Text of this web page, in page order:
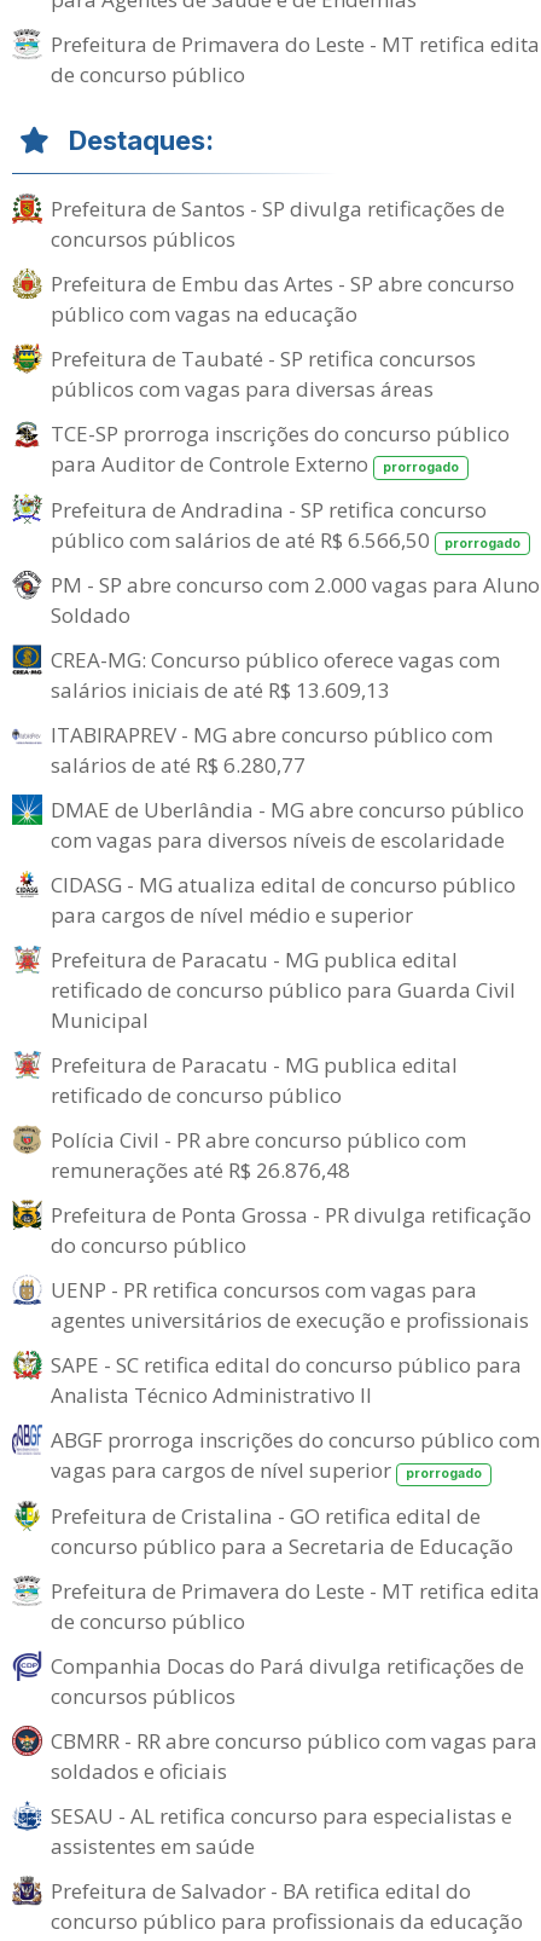
Prefeitura de Primavera do Leste - MT retifica
de concurso público
Destaques:
Prefeitura de Santos - SP divulga retificações de
concursos públicos
Prefeitura de Embu das Artes - SP abre concurso
público com vagas na educação
Prefeitura de Taubaté - SP retifica concursos
públicos com vagas para diversas áreas
TCE-SP prorroga inscrições do concurso público
para Auditor de Controle Externo
prorrogado
Prefeitura de Andradina - SP retifica concurso
público com salários de até R$ 6.566,50
prorrogado
PM - SP abre concurso com 2.000 vagas para
Soldado
CREA-MG: Concurso público oferece vagas com
salários iniciais de até R$ 13.609,13
ITABIRAPREV - MG abre concurso público com
salários de até R$ 6.280,77
DMAE de Uberlândia - MG abre concurso público
com vagas para diversos níveis de escolaridade
CIDASG - MG atualiza edital de concurso público
para cargos de nível médio e superior
Prefeitura de Paracatu - MG publica edital
retificado de concurso público para Guarda Civil
Municipal
Prefeitura de Paracatu - MG publica edital
retificado de concurso público
Polícia Civil - PR abre concurso público com
remunerações até R$ 26.876,48
Prefeitura de Ponta Grossa - PR divulga retificação
do concurso público
UENP - PR retifica concursos com vagas para
agentes universitários de execução e profissionais
SAPE - SC retifica edital do concurso público para
Analista Técnico Administrativo II
ABGF prorroga inscrições do concurso público com
vagas para cargos de nível superior
prorrogado
Prefeitura de Cristalina - GO retifica edital de
concurso público para a Secretaria de Educação
Prefeitura de Primavera do Leste - MT retifica
de concurso público
Companhia Docas do Pará divulga retificações de
concursos públicos
CBMRR - RR abre concurso público com vagas para
soldados e oficiais
SESAU - AL retifica concurso para especialistas e
assistentes em saúde
Prefeitura de Salvador - BA retifica edital do
concurso público para profissionais da educação